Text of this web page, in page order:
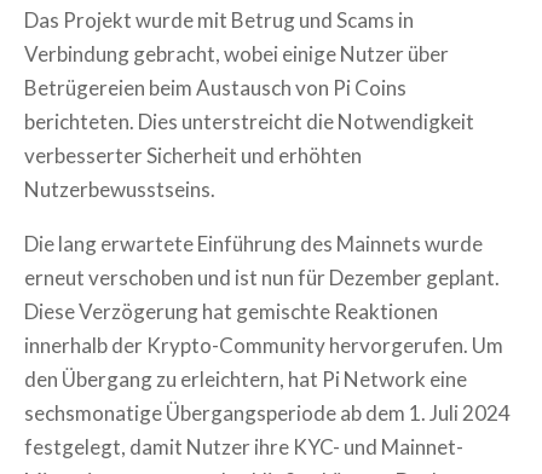
Das Projekt wurde mit Betrug und Scams in
Verbindung gebracht, wobei einige Nutzer über
Betrügereien beim Austausch von Pi Coins
berichteten. Dies unterstreicht die Notwendigkeit
verbesserter Sicherheit und erhöhten
Nutzerbewusstseins.
Die lang erwartete Einführung des Mainnets wurde
erneut verschoben und ist nun für Dezember geplant.
Diese Verzögerung hat gemischte Reaktionen
innerhalb der Krypto-Community hervorgerufen. Um
den Übergang zu erleichtern, hat Pi Network eine
sechsmonatige Übergangsperiode ab dem 1. Juli 2024
festgelegt, damit Nutzer ihre KYC- und Mainnet-